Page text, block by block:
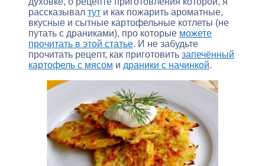
рассказывал тут и как пожарить ароматные,
вкусные и сытные картофельные котлеты (не
путать с драниками), про которые можете
прочитать в этой статье. И не забудьте
прочитать рецепт, как приготовить запечённый
картофель с мясом и драники с начинкой.